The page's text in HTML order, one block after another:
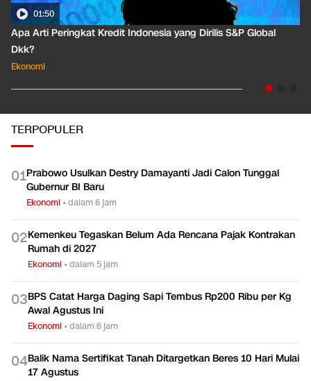
01:50
Apa Arti Peringkat Kredit Indonesia yang Dirilis S&P Global
Dkk?
Ekonomi
TERPOPULER
01Prabowo Usulkan Destry Damayanti Jadi Calon Tunggal
Gubernur BI Baru
Ekonomi •dalam 6 jam
02Kemenkeu Tegaskan Belum Ada Rencana Pajak Kontrakan
Rumah di 2027
Ekonomi •dalam 5 jam
03BPS Catat Harga Daging Sapi Tembus Rp200 Ribu per Kg
Awal Agustus Ini
Ekonomi •dalam 6 jam
04Balik Nama Sertifikat Tanah Ditargetkan Beres 10 Hari Mulai
17 Agustus